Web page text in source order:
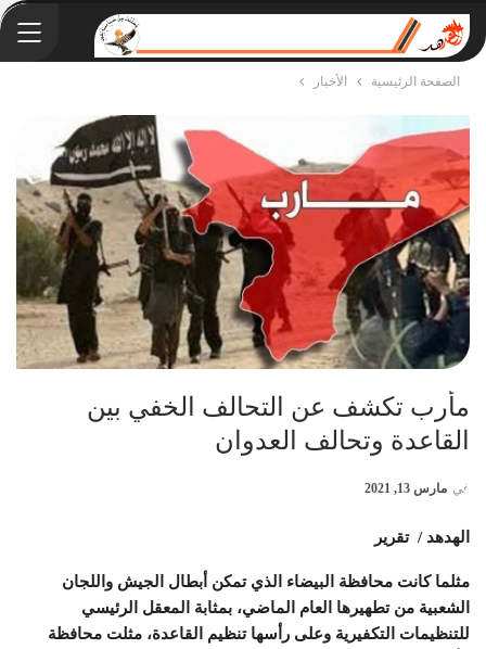
الصفحة الرئيسية الأخبار
مأرب تكشف عن التحالف الخفي بين
القاعدة وتحالف العدوان
في مارس 13, 2021
الهدهد / تقرير
مثلما كانت محافظة البيضاء الذي تمكن أبطال الجيش واللجان
الشعبية من تطهيرها العام الماضي، بمثابة المعقل الرئيسي
للتنظيمات التكفيرية وعلى رأسها تنظيم القاعدة، مثلت محافظة